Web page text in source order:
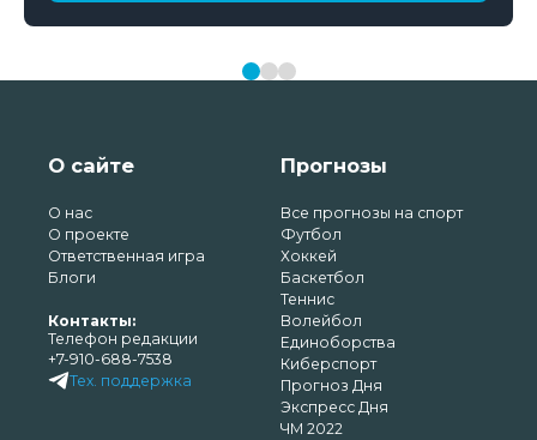
О сайте
О нас
О проекте
Ответственная игра
Блоги
Контакты:
Телефон редакции
+7-910-688-7538
Тех. поддержка
Прогнозы
Все прогнозы на спорт
Футбол
Хоккей
Баскетбол
Теннис
Волейбол
Единоборства
Киберспорт
Прогноз Дня
Экспресс Дня
ЧМ 2022